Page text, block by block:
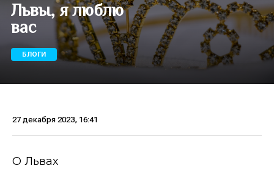
Львы, я люблю
вас
БЛОГИ
27 декабря 2023, 16:41
О Львах